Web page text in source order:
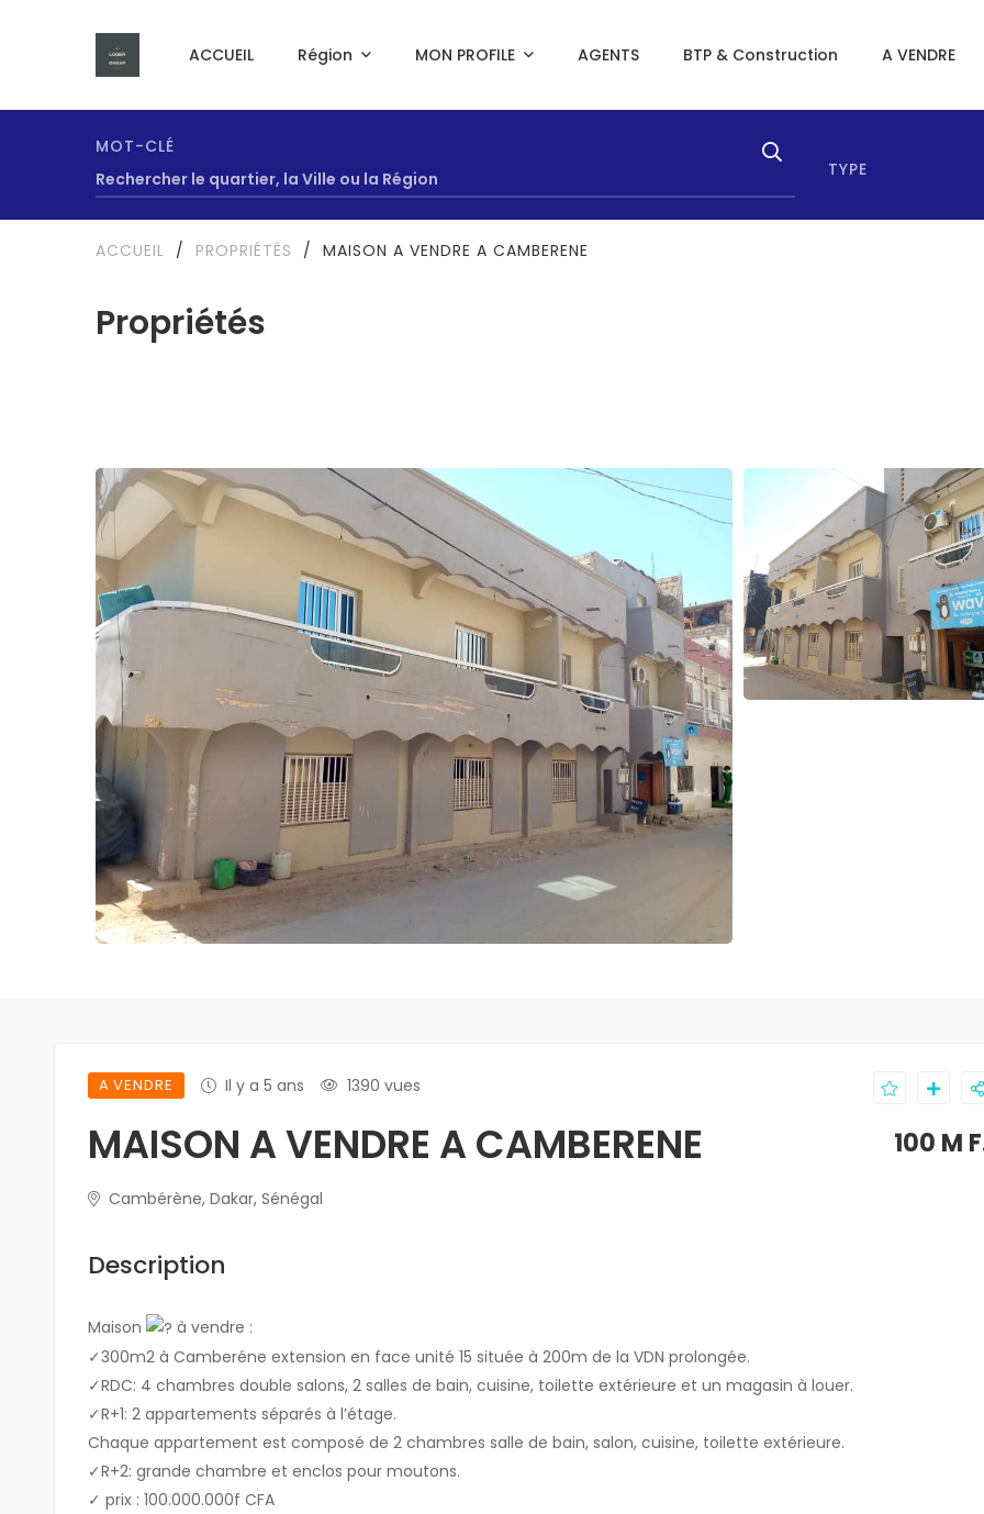
ACCUEIL Région MON PROFILE AGENTS BTP & Construction A VENDRE
MOT-CLÉ
TYPE
Propriétés
ACCUEIL / PROPRIÉTÉS / MAISON A VENDRE A CAMBERENE
A VENDRE Il y a 5 ans 1390 vues
MAISON A VENDRE A CAMBERENE
Cambérène, Dakar, Sénégal
100 M
Description
Maison
à vendre :
✓300m2 à Camberéne extension en face unité 15 située à 200m de la VDN prolongée.
✓RDC: 4 chambres double salons, 2 salles de bain, cuisine, toilette extérieure et un magasin à louer.
✓R+1: 2 appartements séparés à l’étage.
Chaque appartement est composé de 2 chambres salle de bain, salon, cuisine, toilette extérieure.
✓R+2: grande chambre et enclos pour moutons.
✓ prix : 100.000.000f CFA